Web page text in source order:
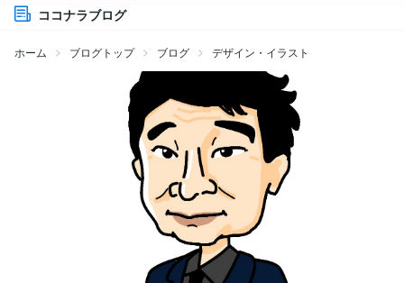
ココナラブログ
ホーム ブログトップ ブログ デザイン・イラスト